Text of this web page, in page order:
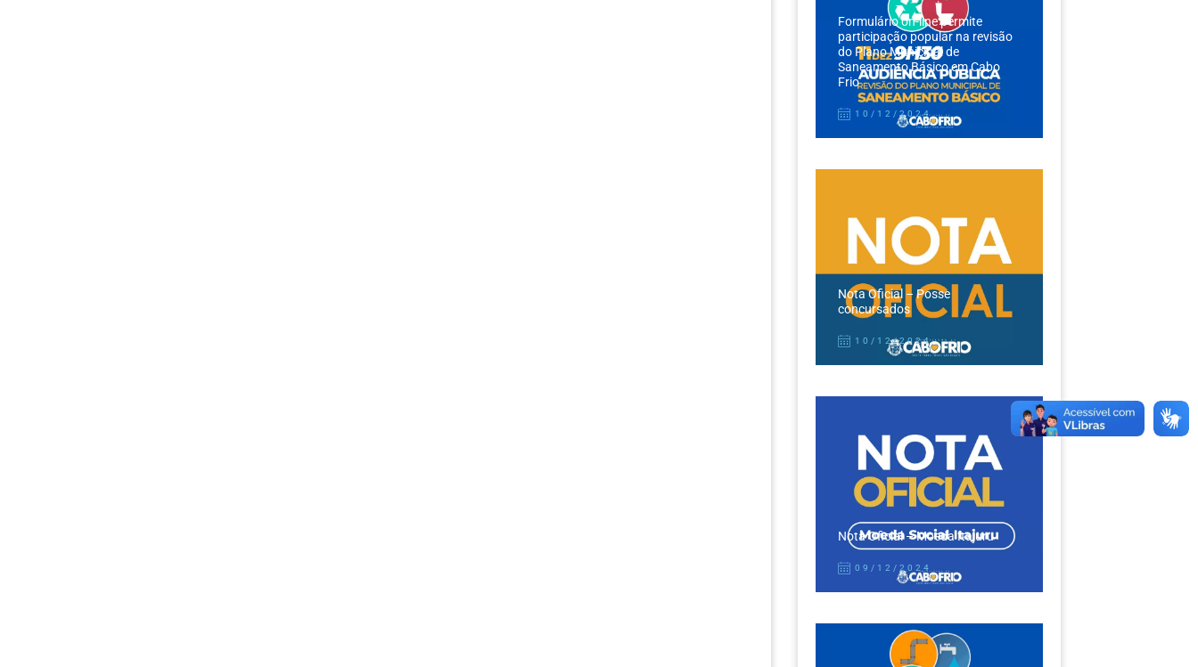
Formulário on-line permite
participação popular na revisão
do Plano Municipal de
Saneamento Básico em Cabo
Frio
10/12/2024
Nota Oficial – Posse
concursados
10/12/2024
Nota Oficial – Moeda Itajuru
09/12/2024